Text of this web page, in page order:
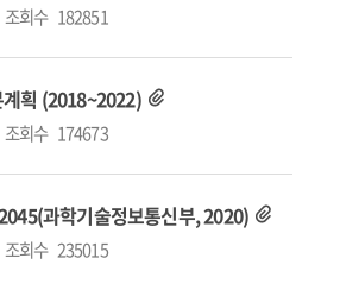
조회수 182851
획 (2018~2022)
조회수 174673
과학기술정보통신부, 2020)
조회수 235015